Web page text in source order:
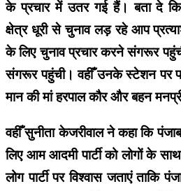
के प्रचार में उतर गई हैं। बता दे कि
क्षेत्र धूरी से चुनाव लड़ रहे आप
के लिए चुनाव प्रचार करने संगरूर
संगरूर पहुंची। वहीँ उनके स्टेशन पर
मान की मां हरपाल कौर और बहन
वहीँ सुनीता केजरीवाल ने कहा कि
लिए आम आदमी पार्टी को लोगों के
लोग पार्टी पर विश्वास जताएं ताकि